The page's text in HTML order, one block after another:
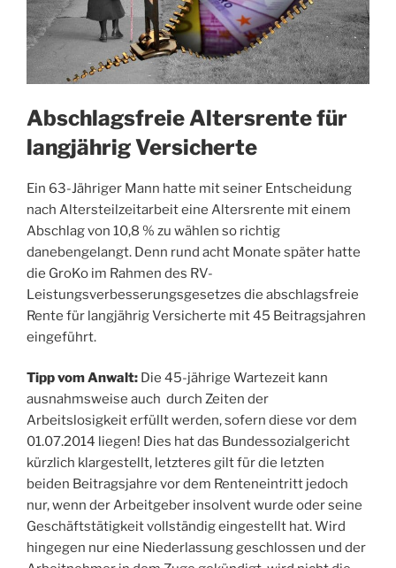
Abschlagsfreie Altersrente für
langjährig Versicherte
Ein 63-Jähriger Mann hatte mit seiner Entscheidung
nach Altersteilzeitarbeit eine Altersrente mit einem
Abschlag von 10,8 % zu wählen so richtig
danebengelangt. Denn rund acht Monate später hatte
die GroKo im Rahmen des RV-
Leistungsverbesserungsgesetzes die abschlagsfreie
Rente für langjährig Versicherte mit 45 Beitragsjahren
eingeführt.
Tipp vom Anwalt: Die 45-jährige Wartezeit kann
ausnahmsweise auch durch Zeiten der
Arbeitslosigkeit erfüllt werden, sofern diese vor dem
01.07.2014 liegen! Dies hat das Bundessozialgericht
kürzlich klargestellt, letzteres gilt für die letzten
beiden Beitragsjahre vor dem Renteneintritt jedoch
nur, wenn der Arbeitgeber insolvent wurde oder seine
Geschäftstätigkeit vollständig eingestellt hat. Wird
hingegen nur eine Niederlassung geschlossen und der